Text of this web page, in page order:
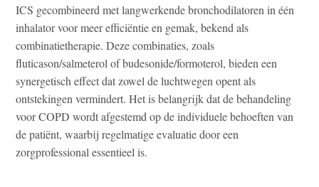
ICS gecombineerd met langwerkende bronchodilatoren in één
inhalator voor meer efficiëntie en gemak, bekend als
combinatietherapie. Deze combinaties, zoals
fluticason/salmeterol of budesonide/formoterol, bieden een
synergetisch effect dat zowel de luchtwegen opent als
ontstekingen vermindert. Het is belangrijk dat de behandeling
voor COPD wordt afgestemd op de individuele behoeften van
de patiënt, waarbij regelmatige evaluatie door een
zorgprofessional essentieel is.